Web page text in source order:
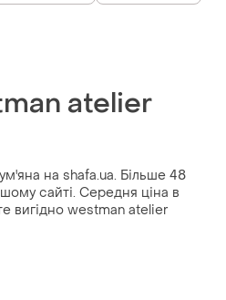
atelier
на shafa.ua. Більше 48
сайті. Середня ціна в
вигідно westman atelier